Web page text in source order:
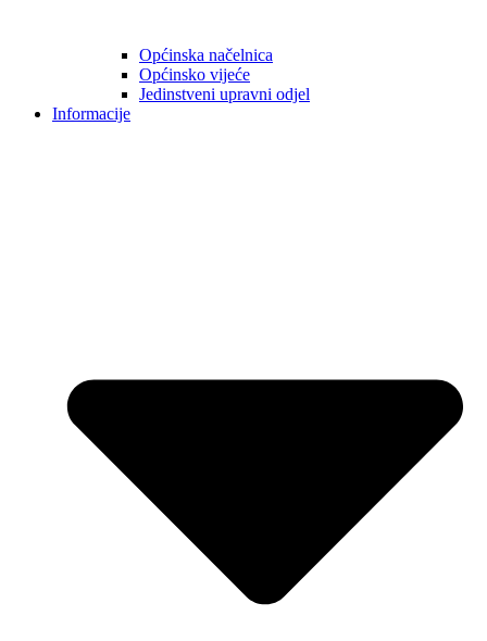
Općinska načelnica
Općinsko vijeće
Jedinstveni upravni odjel
Informacije